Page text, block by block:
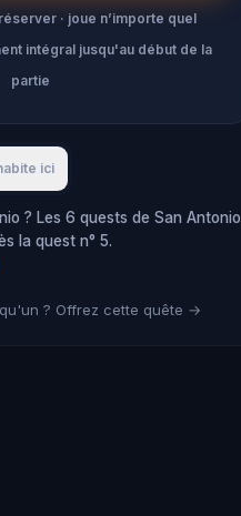
· joue n’importe quel
intégral jusqu'au début de la
partie
ici
? Les 6 quests de San Antonio
la quest n° 5.
? Offrez cette quête →